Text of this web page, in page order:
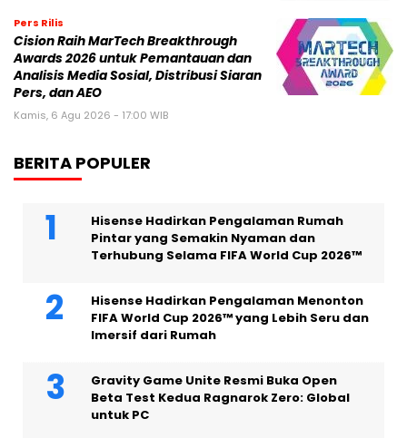
Pers Rilis
Cision Raih MarTech Breakthrough
Awards 2026 untuk Pemantauan dan
Analisis Media Sosial, Distribusi Siaran
Pers, dan AEO
Kamis, 6 Agu 2026 - 17:00 WIB
BERITA POPULER
Hisense Hadirkan Pengalaman Rumah
Pintar yang Semakin Nyaman dan
Terhubung Selama FIFA World Cup 2026™
Hisense Hadirkan Pengalaman Menonton
FIFA World Cup 2026™ yang Lebih Seru dan
Imersif dari Rumah
Gravity Game Unite Resmi Buka Open
Beta Test Kedua Ragnarok Zero: Global
untuk PC